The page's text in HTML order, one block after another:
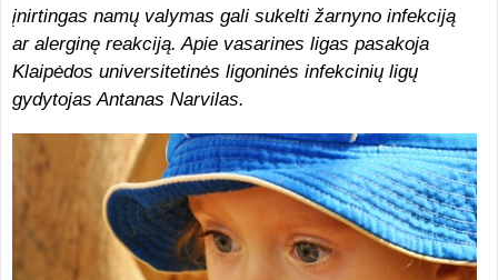
įnirtingas namų valymas gali sukelti žarnyno infekciją
ar alerginę reakciją. Apie vasarines ligas pasakoja
Klaipėdos universitetinės ligoninės infekcinių ligų
gydytojas Antanas Narvilas.